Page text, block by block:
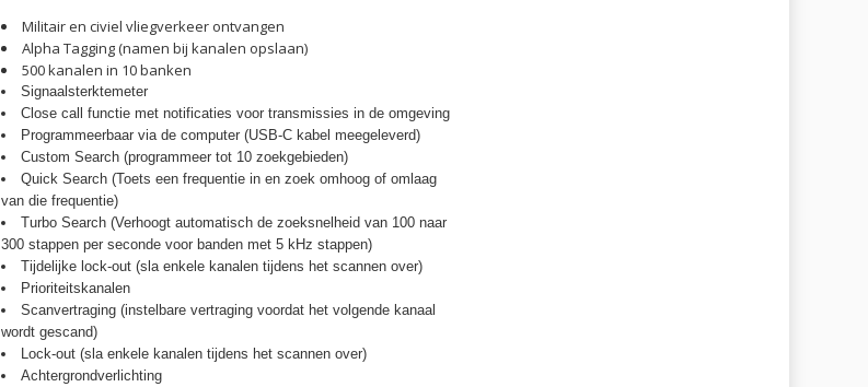
Militair en civiel vliegverkeer ontvangen
Alpha Tagging (namen bij kanalen opslaan)
500 kanalen in 10 banken
Signaalsterktemeter
Close call functie met notificaties voor transmissies in de omgeving
Programmeerbaar via de computer (USB-C kabel meegeleverd)
Custom Search (programmeer tot 10 zoekgebieden)
Quick Search (Toets een frequentie in en zoek omhoog of omlaag
van die frequentie)
Turbo Search (Verhoogt automatisch de zoeksnelheid van 100 naar
300 stappen per seconde voor banden met 5 kHz stappen)
Tijdelijke lock-out (sla enkele kanalen tijdens het scannen over)
Prioriteitskanalen
Scanvertraging (instelbare vertraging voordat het volgende kanaal
wordt gescand)
Lock-out (sla enkele kanalen tijdens het scannen over)
Achtergrondverlichting